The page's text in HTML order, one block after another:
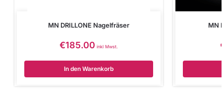
MN DRILLONE Nagelfräser
€185.00 inkl Mwst.
In den Warenkorb
MN